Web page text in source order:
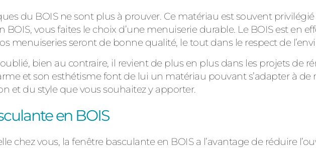
du BOIS ne sont plus à prouver. Ce matériau est souvent
vous faites le choix d’une menuiserie durable. Le BOIS est en
menuiseries seront de bonne qualité, le tout dans le respect de
bien au contraire, il revient de plus en plus dans les projets de
et son esthétisme font de lui un matériau pouvant s’adapter à
et du style que vous souhaitez y apporter.
en BOIS
chez vous, la fenêtre basculante en BOIS a l’avantage de réduire